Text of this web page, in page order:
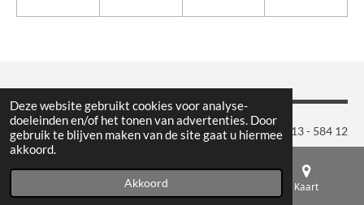
Deze website gebruikt cookies voor analyse-
doeleinden en/of het tonen van advertenties. Door
gebruik te blijven maken van de site gaat u hiermee
akkoord.
Akkoord
Maison du Vin | Geminiweg 9 | 5015 BP Tilburg | Tel.: 013 - 584 12
10 | Openingstijden: dinsdag t/m vrijdag 10:00 - 18:00 uur
& zaterdag 10:00 - 17:00 uur
Gratis parkeren voor de deur
Telefoonnummer Kaart